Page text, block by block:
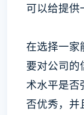
可以给提供
在选择一家
要对公司的
术水平是否
否优秀，并